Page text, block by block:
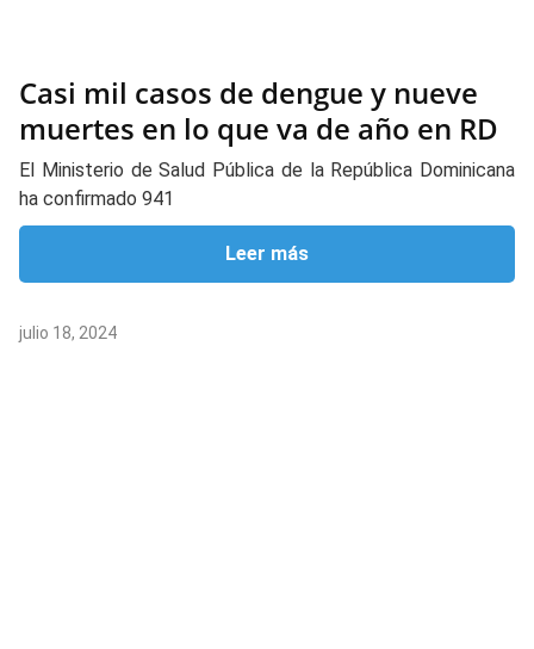
Casi mil casos de dengue y nueve
muertes en lo que va de año en RD
El Ministerio de Salud Pública de la República Dominicana
ha confirmado 941
Leer más
julio 18, 2024